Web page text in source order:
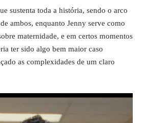
sustenta toda a história, sendo o arco
ambos, enquanto Jenny serve como
maternidade, e em certos momentos
ter sido algo bem maior caso
as complexidades de um claro